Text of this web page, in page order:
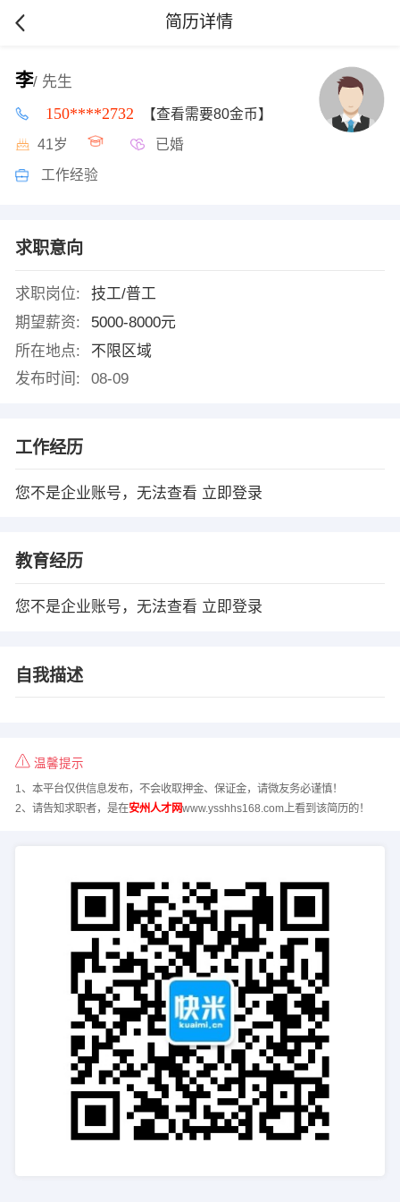
简历详情
李/ 先生
150****2732 【查看需要80金币】
41岁 已婚
工作经验
求职意向
求职岗位:
技工/普工
期望薪资:
5000-8000元
所在地点:
不限区域
发布时间:
08-09
工作经历
您不是企业账号，无法查看 立即登录
教育经历
您不是企业账号，无法查看 立即登录
自我描述
温馨提示
1、本平台仅供信息发布，不会收取押金、保证金，请微友务必谨慎！
2、请告知求职者，是在安州人才网www.ysshhs168.com上看到该简历的！